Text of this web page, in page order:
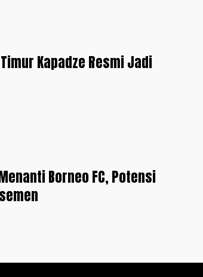
Kapadze Resmi Jadi
Borneo FC, Potensi